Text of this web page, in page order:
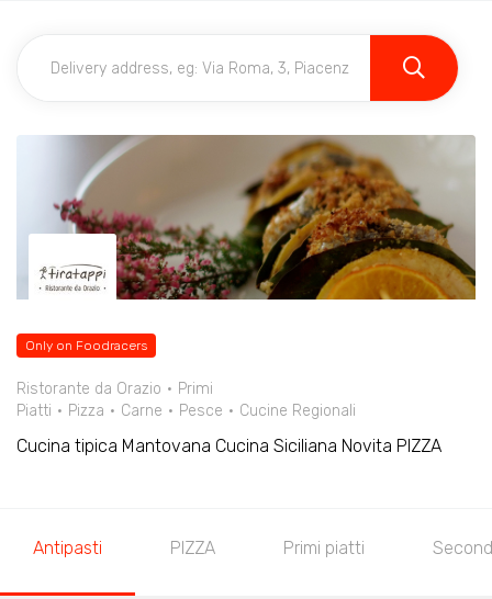
Only on Foodracers
Ristorante da Orazio
Primi
Piatti
Pizza Carne Pesce Cucine Regionali
Cucina tipica Mantovana Cucina Siciliana Novita PIZZA
Antipasti PIZZA Primi piatti